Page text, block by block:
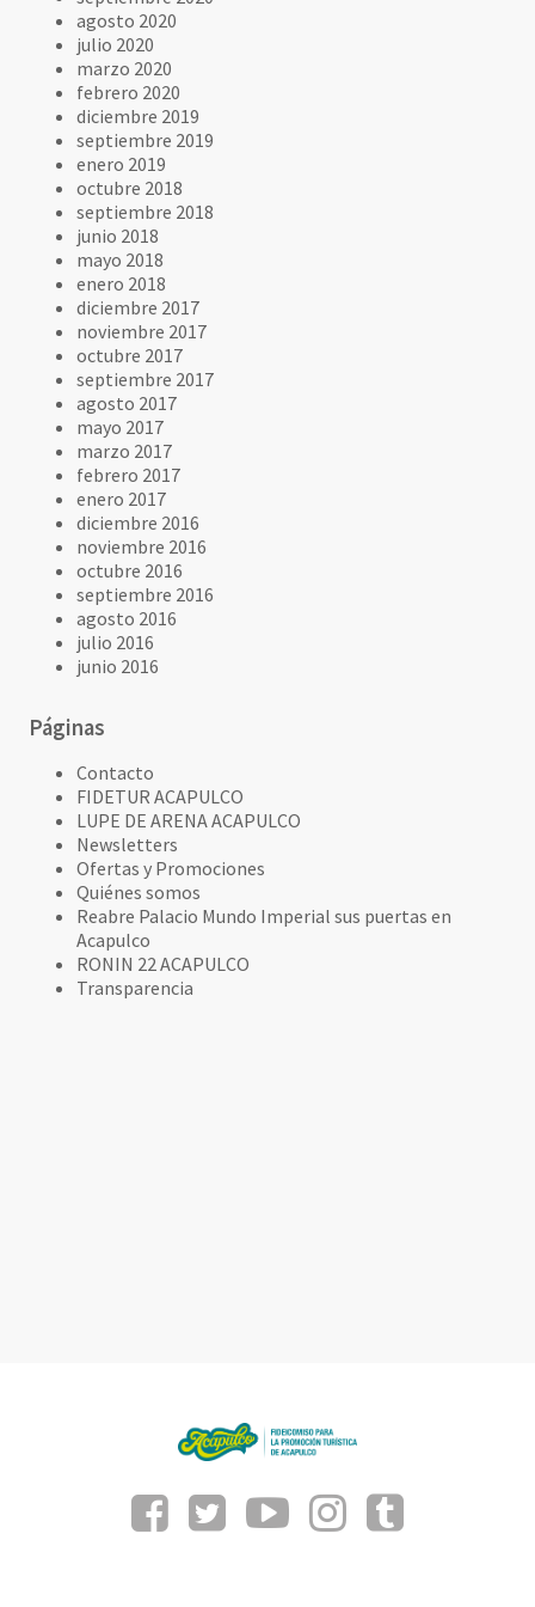
agosto 2020
julio 2020
marzo 2020
febrero 2020
diciembre 2019
septiembre 2019
enero 2019
octubre 2018
septiembre 2018
junio 2018
mayo 2018
enero 2018
diciembre 2017
noviembre 2017
octubre 2017
septiembre 2017
agosto 2017
mayo 2017
marzo 2017
febrero 2017
enero 2017
diciembre 2016
noviembre 2016
octubre 2016
septiembre 2016
agosto 2016
julio 2016
junio 2016
Páginas
Contacto
FIDETUR ACAPULCO
LUPE DE ARENA ACAPULCO
Newsletters
Ofertas y Promociones
Quiénes somos
Reabre Palacio Mundo Imperial sus puertas en
Acapulco
RONIN 22 ACAPULCO
Transparencia